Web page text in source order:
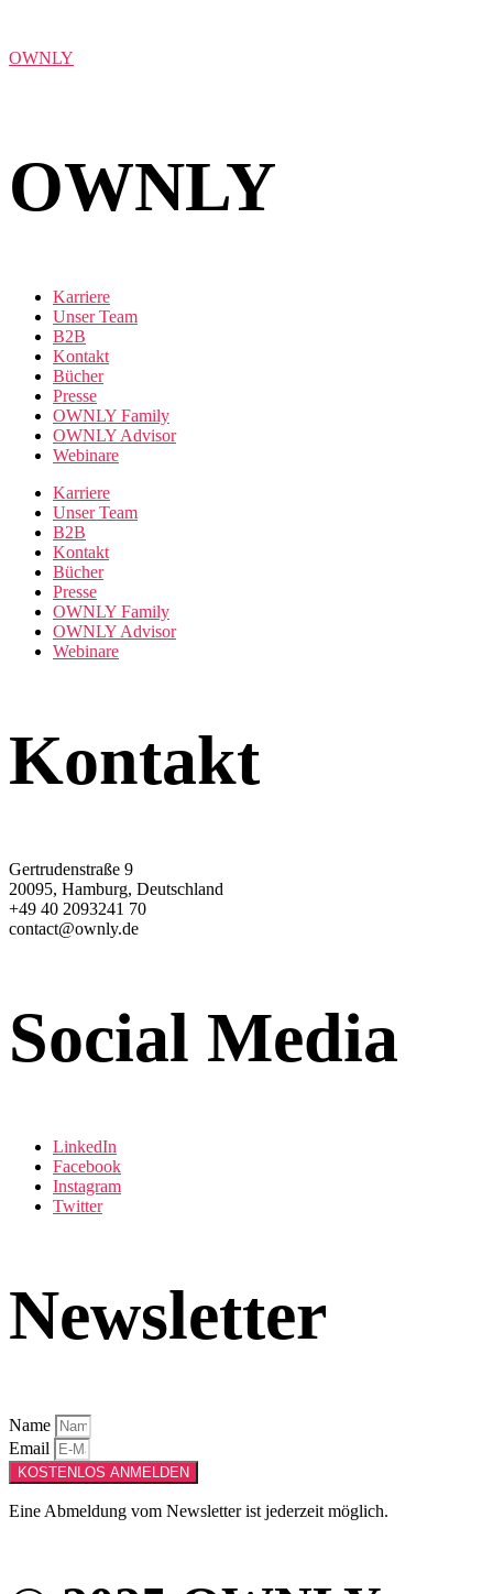
OWNLY
OWNLY
Karriere
Unser Team
B2B
Kontakt
Bücher
Presse
OWNLY Family
OWNLY Advisor
Webinare
Karriere
Unser Team
B2B
Kontakt
Bücher
Presse
OWNLY Family
OWNLY Advisor
Webinare
Kontakt
Gertrudenstraße 9
20095, Hamburg, Deutschland
+49 40 2093241 70
contact@ownly.de
Social Media
LinkedIn
Facebook
Instagram
Twitter
Newsletter
Name
Email
KOSTENLOS ANMELDEN
Eine Abmeldung vom Newsletter ist jederzeit möglich.